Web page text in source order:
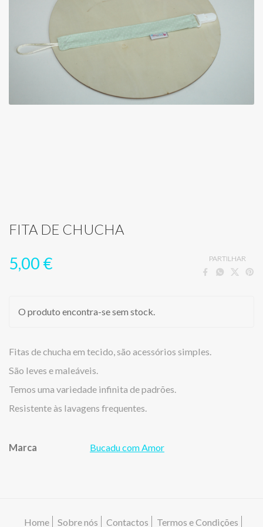
FITA DE CHUCHA
5,00 € PARTILHAR
O produto encontra-se sem stock.
Fitas de chucha em tecido, são acessórios simples.
São leves e maleáveis.
Temos uma variedade infinita de padrões.
Resistente às lavagens frequentes.
Marca
Bucadu com Amor
Home Sobre nós Contactos Termos e Condições